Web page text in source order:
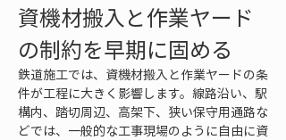
資機材搬入と作業ヤード
の制約を早期に固める
鉄道施工では、資機材搬入と作業ヤードの条
件が工程に大きく影響します。線路沿い、駅
構内、踏切周辺、高架下、狭い保守用通路な
どでは、一般的な工事現場のように自由に資